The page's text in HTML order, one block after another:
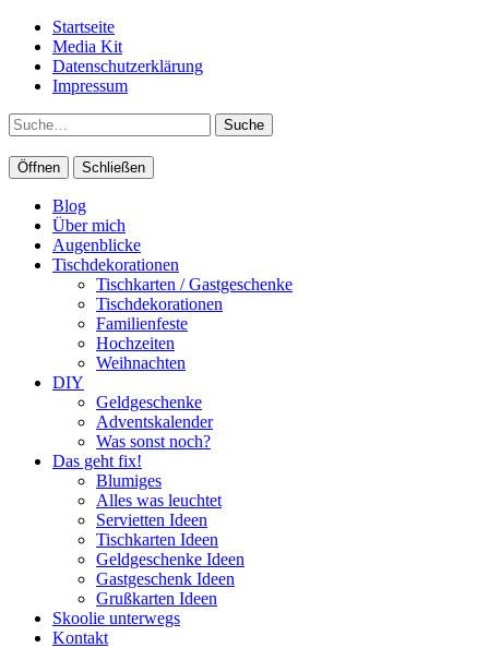
Startseite
Media Kit
Datenschutzerklärung
Impressum
Suche
Öffnen Schließen
Blog
Über mich
Augenblicke
Tischdekorationen
Tischkarten / Gastgeschenke
Tischdekorationen
Familienfeste
Hochzeiten
Weihnachten
DIY
Geldgeschenke
Adventskalender
Was sonst noch?
Das geht fix!
Blumiges
Alles was leuchtet
Servietten Ideen
Tischkarten Ideen
Geldgeschenke Ideen
Gastgeschenk Ideen
Grußkarten Ideen
Skoolie unterwegs
Kontakt